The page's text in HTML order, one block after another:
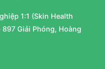
1:1 (Skin Health
Giải Phóng, Hoàng